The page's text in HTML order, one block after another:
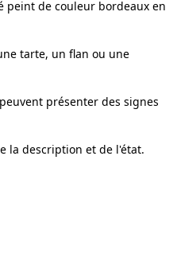
peint de couleur bordeaux en
tarte, un flan ou une
présenter des signes
la description et de l'état.